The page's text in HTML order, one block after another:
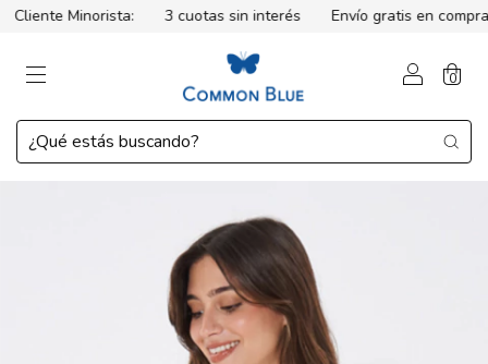
Minorista: 3 cuotas sin interés Envío gratis en compras
0